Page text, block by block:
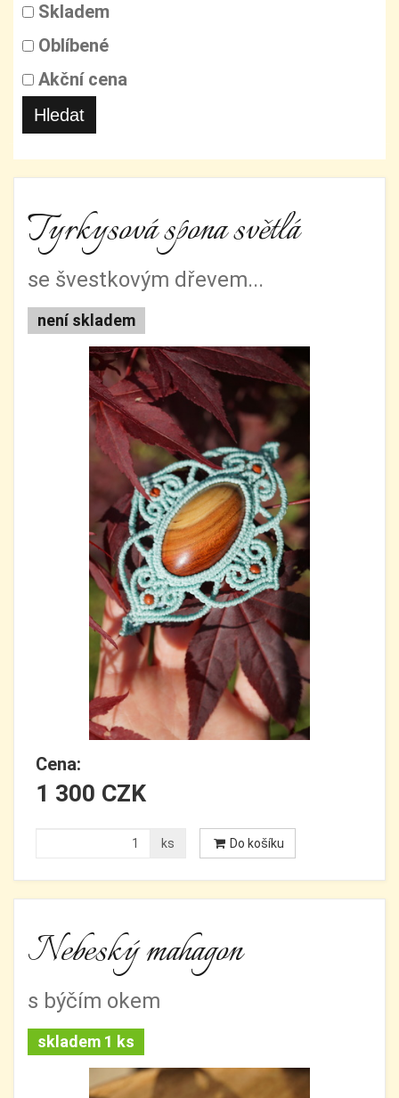
Skladem
Oblíbené
Akční cena
Hledat
Tyrkysová spona světlá
se švestkovým dřevem...
není skladem
Cena:
1 300 CZK
ks Do košíku
Nebeský mahagon
s býčím okem
skladem 1 ks